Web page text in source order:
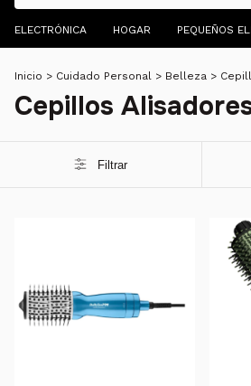
ELECTRÓNICA HOGAR PEQUEÑOS
Inicio > Cuidado Personal > Belleza >
Cepillos
Filtrar